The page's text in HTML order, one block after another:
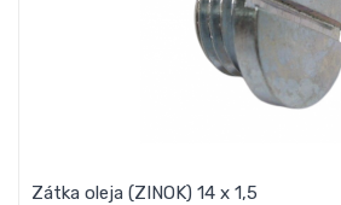
Zátka oleja (ZINOK) 14 x 1,5